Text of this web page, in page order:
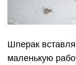
Шперак
маленькую